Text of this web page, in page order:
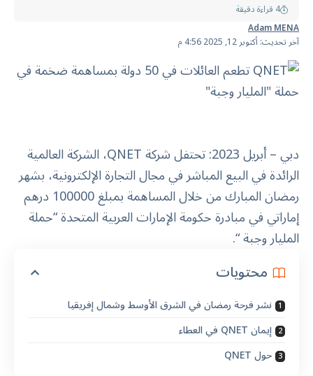
آخر تحديث: أكتوبر 12, 2025 4:56 م
Adam MENA
4 قراءة دقيقة
دبي – أبريل 2023: تحتفل شركة QNET، الشركة العالمية
الرائدة في البيع المباشر في مجال التجارة الإلكترونية، بشهر
رمضان المبارك من خلال المساهمة بمبلغ 100000 درهم
إماراتي في مبادرة حكومة الإمارات العربية المتحدة “حملة
المليار وجبة “.
محتويات
نشر فرحة رمضان في الشرق الأوسط وشمال إفريقيا
إيمان QNET في العطاء
حول QNET